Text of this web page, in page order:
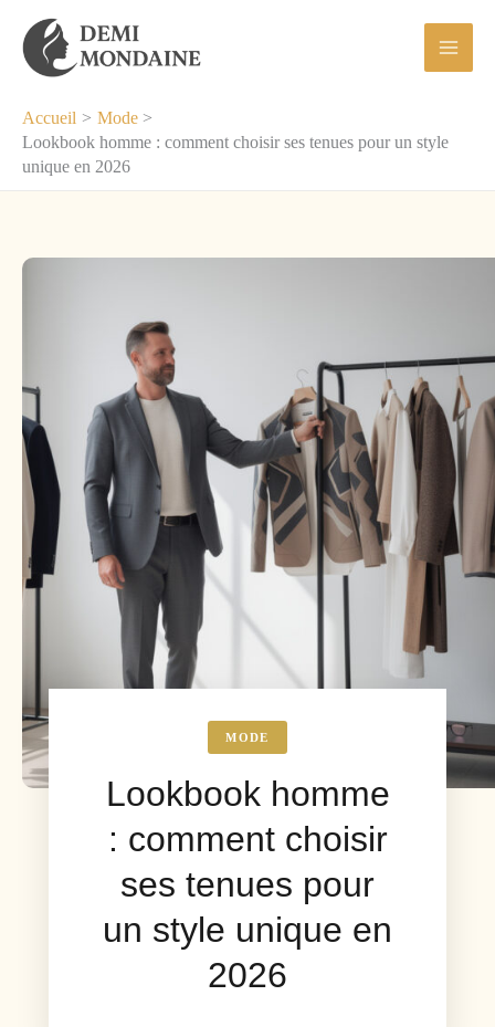
contenu
Accueil
Mode
Lookbook homme : comment choisir ses tenues pour un style
unique en 2026
MODE
Lookbook homme
: comment choisir
ses tenues pour
un style unique en
2026